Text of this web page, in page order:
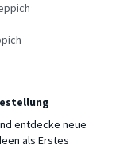
entdecke neue
als Erstes